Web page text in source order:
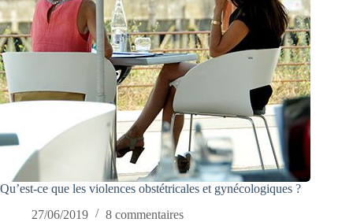
Qu’est-ce que les violences obstétricales et gynécologiques ?
27/06/2019
8 commentaires